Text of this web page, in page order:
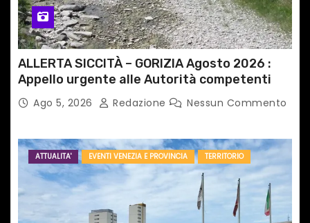
ALLERTA SICCITÀ – GORIZIA Agosto 2026 :
Appello urgente alle Autorità competenti
Ago 5, 2026 Redazione Nessun Commento
ATTUALITA' EVENTI VENEZIA E PROVINCIA TERRITORIO